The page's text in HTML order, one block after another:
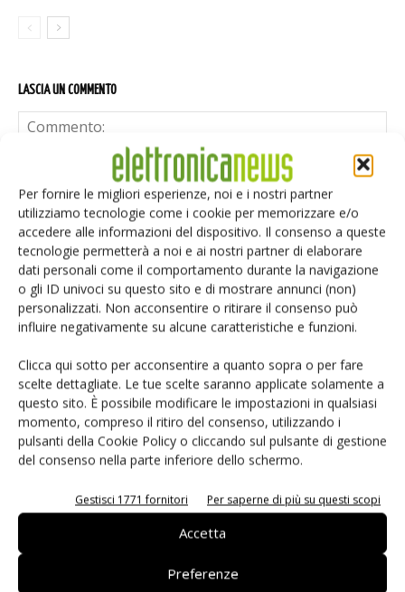
Per fornire le migliori esperienze, noi e i nostri partner
utilizziamo tecnologie come i cookie per memorizzare e/o
accedere alle informazioni del dispositivo. Il consenso a queste
tecnologie permetterà a noi e ai nostri partner di elaborare
dati personali come il comportamento durante la navigazione
o gli ID univoci su questo sito e di mostrare annunci (non)
personalizzati. Non acconsentire o ritirare il consenso può
influire negativamente su alcune caratteristiche e funzioni.
Clicca qui sotto per acconsentire a quanto sopra o per fare
scelte dettagliate. Le tue scelte saranno applicate solamente a
questo sito. È possibile modificare le impostazioni in qualsiasi
momento, compreso il ritiro del consenso, utilizzando i
pulsanti della Cookie Policy o cliccando sul pulsante di gestione
del consenso nella parte inferiore dello schermo.
Gestisci 1771 fornitori Per saperne di più su questi scopi
Accetta
Preferenze
LASCIA UN COMMENTO
Salva il mio nome, email e sito web in questo browser per i
prossimi commenti.